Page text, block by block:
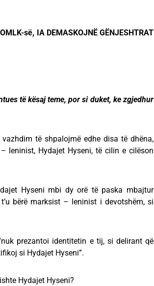
së, IA DEMASKOJNË GËNJESHTRAT
të kësaj teme, por si duket, ke zgjedhur
të shpalojmë edhe disa të dhëna,
leninist, Hydajet Hyseni, të cilin e cilëson
Hyseni mbi dy orë të paska mbajtur
bërë marksist – leninist i devotshëm, si
prezantoi identitetin e tij, si delirant që
si Hydajet Hyseni”.
Hydajet Hyseni?